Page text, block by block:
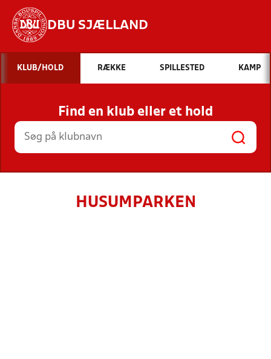
DBU SJÆLLAND
Hvad vil du søge efter?
INDHOLD OG NYHEDER
STILLINGER, RESULTATER, KLUBBER OG
HOLD
KLUB/HOLD RÆKKE SPILLESTED KAMP
Find en klub eller et hold
HUSUMPARKEN